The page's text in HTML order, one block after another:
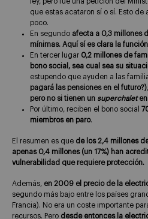
que estas acataron sí o sí. Esto de
poco.
En segundo afecta a 0,3 millones
mínimas. Aquí sí es clara la
En tercer lugar 0,2 millones de
bono social, sea cual sea su
estupendo que ayuden a las
pagará las pensiones en el futuro?)
pero no si tienen un superchaleten
Por último, reciben el bono social
miembros en paro.
El resumen es que de los 2,4 millones
apenas 0,4 millones (un 17%) han
vulnerabilidad que requiere protección.
Además, en 2009 el precio de la
segundo más bajo entre los países
Francia). No era un coste importante
recursos. Pero desde entonces la